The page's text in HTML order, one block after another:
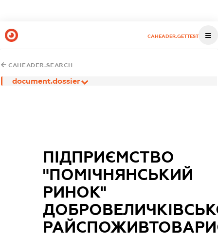
CAHEADER.GETTEST
CAHEADER.SEARCH
document.dossier
ПІДПРИЄМСТВО
"ПОМІЧНЯНСЬКИЙ
РИНОК"